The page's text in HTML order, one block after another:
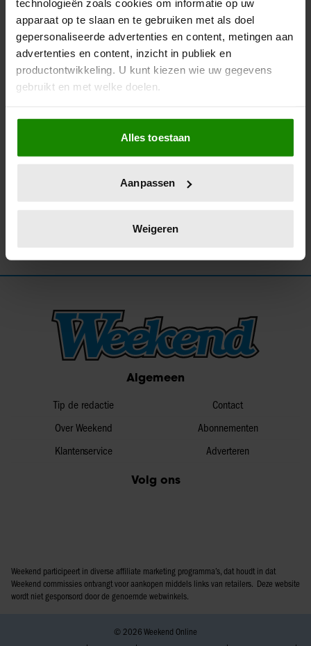
technologieën zoals cookies om informatie op uw
apparaat op te slaan en te gebruiken met als doel
gepersonaliseerde advertenties en content, metingen aan
advertenties en content, inzicht in publiek en
productontwikkeling. U kunt kiezen wie uw gegevens
gebruikt en met welke doelen.
Als u het toestaat, willen we ook graag:
Informatie verzamelen over uw geografische
locatie, die tot een paar meter nauwkeurig kan zijn
scannen op specifieke eigenschappen (fingerprinting)
verwerkt en stel uw voorkeuren in het
intrekken in de Cookieverklaring.
personaliseren, om functies voor social media te bieden
en om ons websiteverkeer te analyseren. Ook delen we
informatie over uw gebruik van onze site met onze
partners voor social media, adverteren en analyse. Deze
partners kunnen deze gegevens combineren met andere
verzameld op basis van uw gebruik van hun services. U
gaat akkoord met onze cookies als u onze website blijft
Alles toestaan
Aanpassen
Weigeren
30/06/2026
KONINGSPAAR EN AMALIA NEMEN
AFSCHEID VAN THOM DE GRAAF ALS
VICEVOORZITTER VAN DE RAAD VAN STATE
Algemeen
Tip de redactie
Over Weekend
Klantenservice
Contact
Abonnementen
Adverteren
Volg ons
Weekend participeert in diverse affiliate marketing programma’s, dat houdt in dat
Weekend commissies ontvangt voor aankopen middels links van retailers. Deze website
wordt niet gesponsord door de genoemde webwinkels.
© 2026 Weekend Online